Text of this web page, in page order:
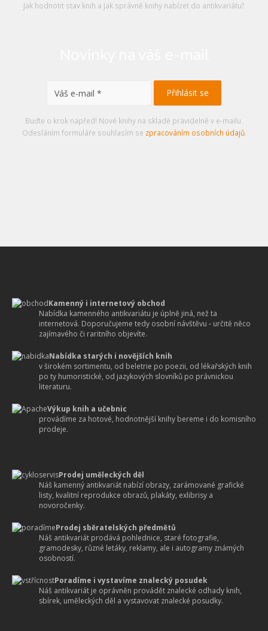
Jak hodnotit stav knih a jak správně knihy nabízet do antikvariátu?
Buďte o krok napřed! Nové knihy na skladě pravidelně v e-mailu.
Odesláním formuláře souhlasím se zpracováním osobních údajů.
Kamenný i internetový obchod
Nabídka kamenného antikvariátu je úplně jiná, než ta
internetová. Doporučujeme tedy osobní návštěvu - určitě něco
zajímavého či raritního objevíte.
Nabídka starých i novějších knih
v širokém sortimentu, od beletrie po poezii, od lékařských knih
po ty humoristické, od jazykových slovníků po právnickou
literaturu.
Výkup knih a učebnic
provádíme za hotové, hodnotnější knihy bereme i do komisního
prodeje.
Prodej uměleckých děl
Náš kamenný antikvariát nabízí obrazy, zarámované grafické
listy, kvalitní reprodukce obrazů, plakáty, exlibrisy a
novoročenky.
Prodej sběratelských předmětů
Náš antikvariát prodává pohlednice, staré fotografie,
gramodesky, různé letáky, reklamy, ale i autogramy známých
osobností.
Poradíme i vystavíme znalecký posudek
Náš antikvariát je oprávněn provádět znalecké odhady knih,
sbírek, uměleckých děl a vystavovat znalecké posudky.